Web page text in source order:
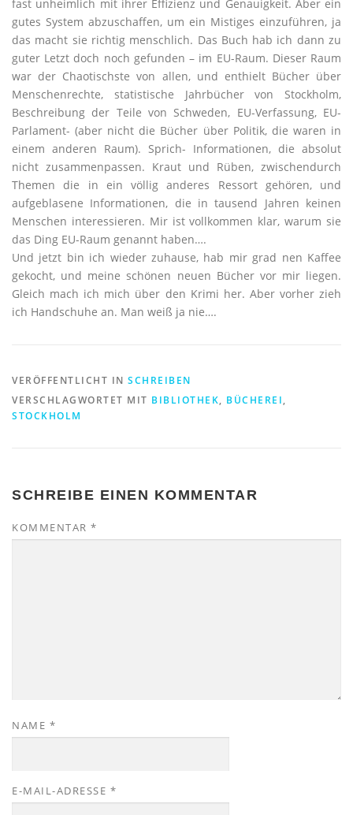
fast unheimlich mit ihrer Effizienz und Genauigkeit. Aber ein
gutes System abzuschaffen, um ein Mistiges einzuführen, ja
das macht sie richtig menschlich. Das Buch hab ich dann zu
guter Letzt doch noch gefunden – im EU-Raum. Dieser Raum
war der Chaotischste von allen, und enthielt Bücher über
Menschenrechte, statistische Jahrbücher von Stockholm,
Beschreibung der Teile von Schweden, EU-Verfassung, EU-
Parlament- (aber nicht die Bücher über Politik, die waren in
einem anderen Raum). Sprich- Informationen, die absolut
nicht zusammenpassen. Kraut und Rüben, zwischendurch
Themen die in ein völlig anderes Ressort gehören, und
aufgeblasene Informationen, die in tausend Jahren keinen
Menschen interessieren. Mir ist vollkommen klar, warum sie
das Ding EU-Raum genannt haben….
Und jetzt bin ich wieder zuhause, hab mir grad nen Kaffee
gekocht, und meine schönen neuen Bücher vor mir liegen.
Gleich mach ich mich über den Krimi her. Aber vorher zieh
ich Handschuhe an. Man weiß ja nie….
VERÖFFENTLICHT IN SCHREIBEN
VERSCHLAGWORTET MIT BIBLIOTHEK, BÜCHEREI,
STOCKHOLM
SCHREIBE EINEN KOMMENTAR
KOMMENTAR *
NAME *
E-MAIL-ADRESSE *